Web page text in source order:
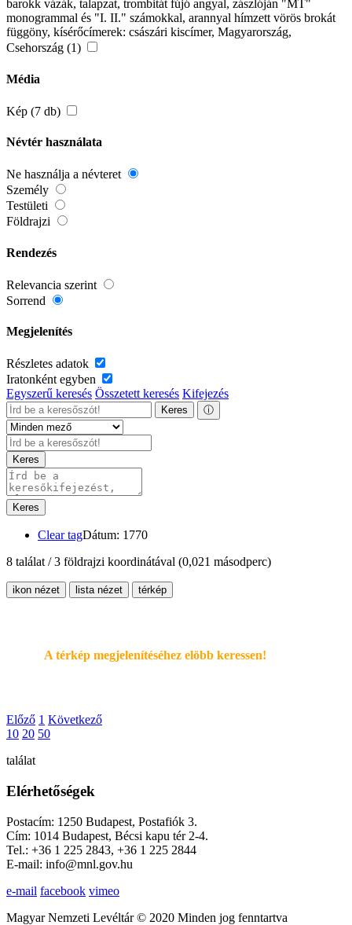
barokk vázák, talapzat, trombitát fújó angyal, zászlóján "MT"
monogrammal és "I. II." számokkal, arannyal hímzett vörös brokát
függöny, kísérőcímerek: császári kiscímer, Magyarország,
Csehország (1)
Média
Kép (7 db)
Névtér használata
Ne használja a névteret
Személy
Testületi
Földrajzi
Rendezés
Relevancia szerint
Sorrend
Megjelenítés
Részletes adatok
Iratonként egyben
Egyszerű keresés Összetett keresés Kifejezés
Keres ⓘ
Keres
Keres
Clear tagDátum: 1770
8 találat / 3 földrajzi koordinátával (0,021 másodperc)
ikon nézet lista nézet térkép
A térkép megjelenítéséhez elöbb keressen!
Előző 1 Következő
10 20 50
találat
Elérhetőségek
Postacím: 1250 Budapest, Postafiók 3.
Cím: 1014 Budapest, Bécsi kapu tér 2-4.
Tel.: +36 1 225 2843, +36 1 225 2844
E-mail: info@mnl.gov.hu
e-mail facebook vimeo
Magyar Nemzeti Levéltár © 2020 Minden jog fenntartva